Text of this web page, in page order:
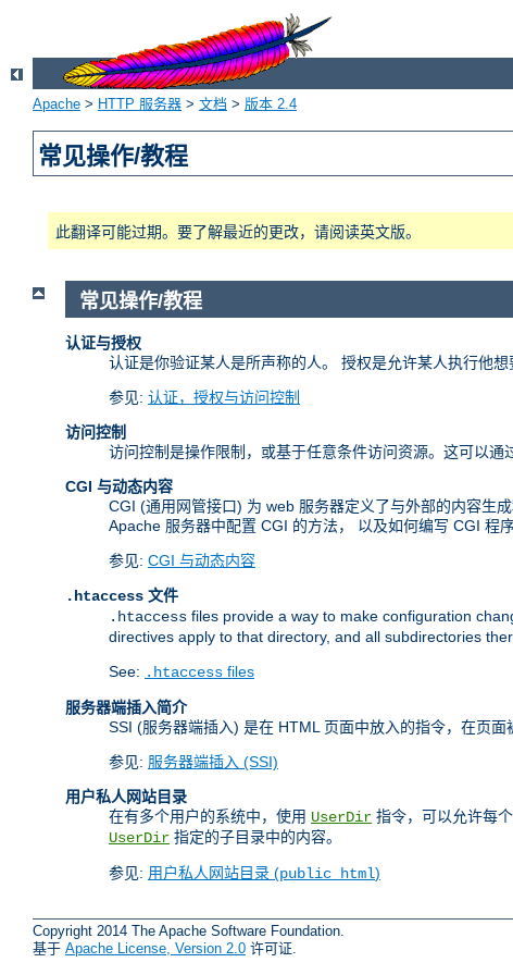
Apache > HTTP 服务器 > 文档 > 版本 2.4
常见操作/教程
此翻译可能过期。要了解最近的更改，请阅读英文版。
常见操作/教程
认证与授权
认证是你验证某人是所声称的人。 授权是允许某人执行他想
参见: 认证，授权与访问控制
访问控制
访问控制是操作限制，或基于任意条件访问资源。这可以通
CGI 与动态内容
CGI (通用网管接口) 为 web 服务器定义了与外部的内容生
Apache 服务器中配置 CGI 的方法， 以及如何编写 CGI 程序
参见: CGI 与动态内容
.htaccess 文件
.htaccess files provide a way to make configuration
directives apply to that directory, and all subdirectories
See: .htaccess files
服务器端插入简介
SSI (服务器端插入) 是在 HTML 页面中放入的指令，在页
参见: 服务器端插入 (SSI)
用户私人网站目录
在有多个用户的系统中，使用 UserDir 指令，可以允许每
UserDir 指定的子目录中的内容。
参见: 用户私人网站目录 (public_html)
Copyright 2014 The Apache Software Foundation.
基于 Apache License, Version 2.0 许可证.